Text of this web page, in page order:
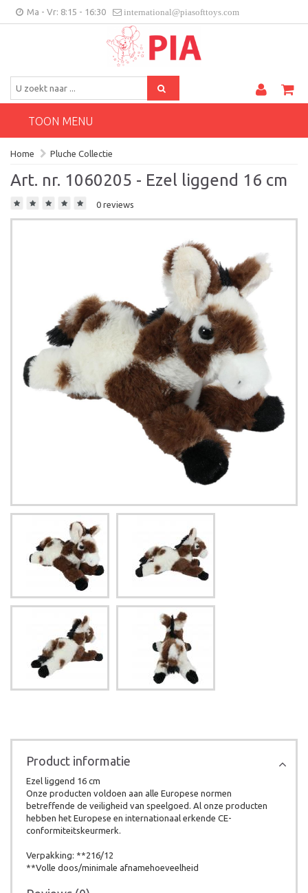
Ma - Vr: 8:15 - 16:30 international@piasofttoys.com
Klantenfeedback
BE/NL
TOON MENU
Home Pluche Collectie
Art. nr. 1060205 - Ezel liggend 16 cm
0 reviews
Product informatie
Ezel liggend 16 cm
Onze producten voldoen aan alle Europese normen
betreffende de veiligheid van speelgoed. Al onze producten
hebben het Europese en internationaal erkende CE-
conformiteitskeurmerk.
Verpakking: **216/12
**Volle doos/minimale afnamehoeveelheid